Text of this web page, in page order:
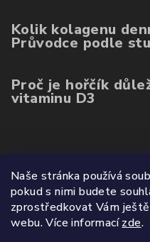
Naše stránka používá
pokud s nimi budete
zprostředkovat Vám
webu.Více informacízde.
Kolik kolagenu
Průvodce podle
Proč je hořčík
vitaminu D3
Poslední
Balíček
Hodnocení produktu
|